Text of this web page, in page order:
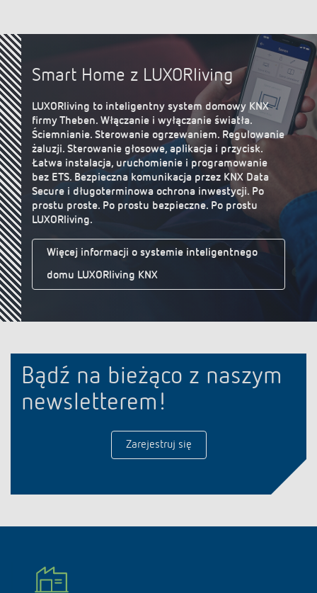
Smart Home z LUXORliving
LUXORliving to inteligentny system domowy KNX
firmy Theben. Włączanie i wyłączanie światła.
Ściemnianie. Sterowanie ogrzewaniem. Regulowanie
żaluzji. Sterowanie głosowe, aplikacja i przycisk.
Łatwa instalacja, uruchomienie i programowanie
bez ETS. Bezpieczna komunikacja przez KNX Data
Secure i długoterminowa ochrona inwestycji. Po
prostu proste. Po prostu bezpieczne. Po prostu
LUXORliving.
Więcej informacji o systemie inteligentnego
domu LUXORliving KNX
Bądź na bieżąco z naszym
newsletterem!
Zarejestruj się